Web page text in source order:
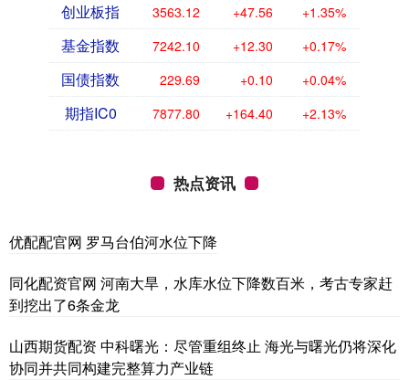
创业板指 3563.12 +47.56 +1.35%
基金指数 7242.10 +12.30 +0.17%
国债指数 229.69 +0.10 +0.04%
期指IC0 7877.80 +164.40 +2.13%
热点资讯
优配配官网 罗马台伯河水位下降
同化配资官网 河南大旱，水库水位下降数百米，考古专家赶
到挖出了6条金龙
山西期货配资 中科曙光：尽管重组终止 海光与曙光仍将深化
协同并共同构建完整算力产业链